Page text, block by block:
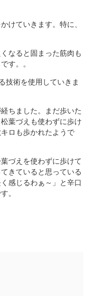
けていきます。特に、
なると固まった筋肉も
す。。
技術を使用していきま
ちました。まだ歩いた
葉づえも使わずに歩け
ロも歩かれたようで
づえを使わずに歩けて
きていると思っている
感じるわぁ～」と辛口
。